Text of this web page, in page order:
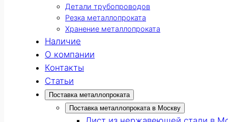
Детали трубопроводов
Резка металлопроката
Хранение металлопроката
Наличие
О компании
Контакты
Статьи
Поставка металлопроката
Поставка металлопроката в Москву